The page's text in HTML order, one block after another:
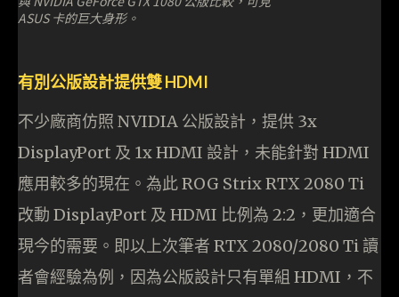
ASUS 卡的巨大身形。
有別公版設計提供雙 HDMI
不少廠商仿照 NVIDIA 公版設計，提供 3x
DisplayPort 及 1x HDMI 設計，未能針對 HDMI
應用較多的現在。為此 ROG Strix RTX 2080 Ti
改動 DisplayPort 及 HDMI 比例為 2:2，更加適合
現今的需要。即以上次筆者 RTX 2080/2080 Ti 讀
者會經驗為例，因為公版設計只有單組 HDMI，不